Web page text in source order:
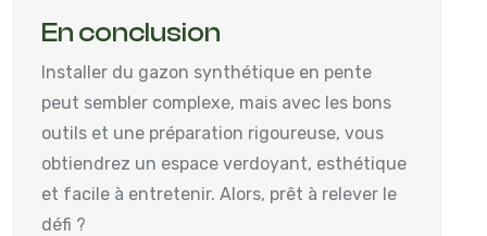
En conclusion
Installer du gazon synthétique en pente
peut sembler complexe, mais avec les bons
outils et une préparation rigoureuse, vous
obtiendrez un espace verdoyant, esthétique
et facile à entretenir. Alors, prêt à relever le
défi ?